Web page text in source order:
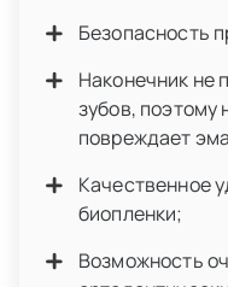
Безопасность
Наконечник не
зубов, поэтому
повреждает
Качественное
биопленки;
Возможность